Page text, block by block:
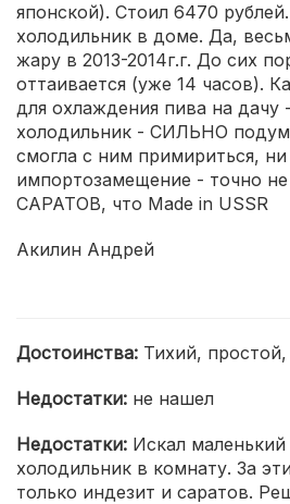
японской). Стоил 6470
холодильник в доме. Да,
жару в 2013-2014г.г. До сих
оттаивается (уже 14 часов).
для охлаждения пива на
холодильник - СИЛЬНО
смогла с ним примириться, ни
импортозамещение - точно
САРАТОВ, что Made in USSR
Акилин Андрей
Достоинства: Тихий,
Недостатки: не нашел
Недостатки: Искал
холодильник в комнату. За
только индезит и саратов.